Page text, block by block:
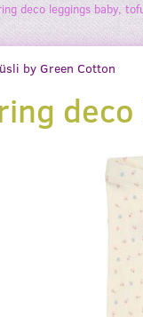
deco leggings baby,
by Green Cotton